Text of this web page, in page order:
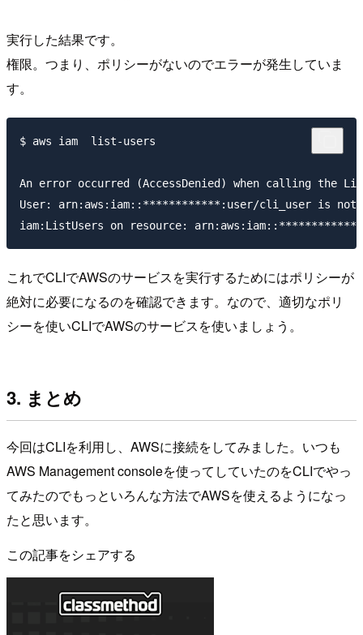
実行した結果です。
権限。つまり、ポリシーがないのでエラーが発生していま
す。
$ aws iam  list-users
An error occurred (AccessDenied) when calling the
User: arn:aws:iam::************:user/cli_user is not
これでCLIでAWSのサービスを実行するためにはポリシーが
絶対に必要になるのを確認できます。なので、適切なポリ
シーを使いCLIでAWSのサービスを使いましょう。
3. まとめ
今回はCLIを利用し、AWSに接続をしてみました。いつも
AWS Management consoleを使ってしていたのをCLIでやっ
てみたのでもっといろんな方法でAWSを使えるようになっ
たと思います。
この記事をシェアする